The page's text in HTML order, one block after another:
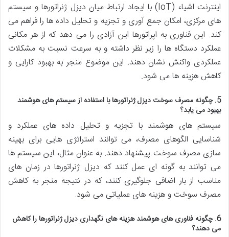
اینترنت اشیاء (IoT) با ایجاد ارتباط میان دیزل ژنراتورها و سیستم
های مرکزی، امکان جمع آوری و تجزیه و تحلیل داده ها را فراهم می
کند. این فناوری به اپراتورها این آزادی را می دهد که از هر مکانی
عملکرد دستگاه ها را زیر نظر داشته و به سرعت نسبت به مشکلات
عملکردی واکنش نشان دهند. این موضوع منجر به بهبود کارایی و
کاهش هزینه ها می شود.
5. چگونه مصرف سوخت دیزل ژنراتورها با استفاده از سیستم های هوشمند
بهبود می یابد؟
سیستم های هوشمند با تجزیه و تحلیل داده های عملکرد و
شناسایی الگوهای مصرف، می توانند استراتژی هایی برای بهینه
سازی مصرف سوخت پیشنهاد دهند. به عنوان مثال، این سیستم ها
می توانند به گونه ای عمل کنند که دیزل ژنراتورها در زمان های
مناسب از بار اضافی جلوگیری کنند، که در نتیجه منجر به کاهش
مصرف سوخت و هزینه های عملیاتی می شود.
6. چگونه فناوری های هوشمند هزینه های نگهداری دیزل ژنراتورها را کاهش
می دهند؟